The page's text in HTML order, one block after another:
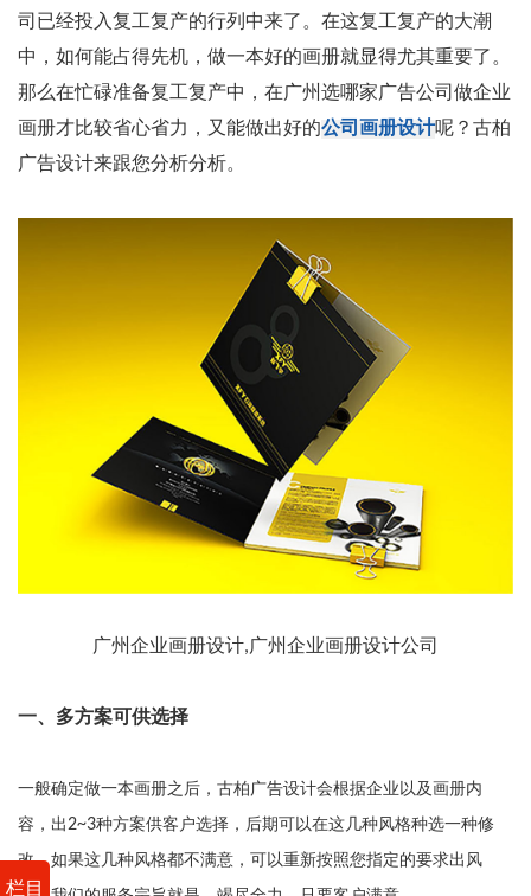
栏目
司已经投入复工复产的行列中来了。在这复工复产的大潮
中，如何能占得先机，做一本好的画册就显得尤其重要了。
那么在忙碌准备复工复产中，在广州选哪家广告公司做企业
画册才比较省心省力，又能做出好的公司画册设计呢？古柏
广告设计来跟您分析分析。
广州企业画册设计,广州企业画册设计公司
一、多方案可供选择
一般确定做一本画册之后，古柏广告设计会根据企业以及画册内
容，出2~3种方案供客户选择，后期可以在这几种风格种选一种修
改，如果这几种风格都不满意，可以重新按照您指定的要求出风